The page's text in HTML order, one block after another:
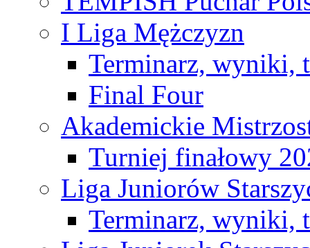
I Liga Mężczyzn
Terminarz, wyniki,
Final Four
Akademickie
Turniej finałowy
Liga Juniorów
Terminarz, wyniki,